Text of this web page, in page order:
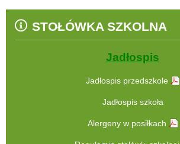
STOŁÓWKA SZKOLNA
Jadłospis
Jadłospis przedszkole
Jadłospis szkoła
Alergeny w posiłkach